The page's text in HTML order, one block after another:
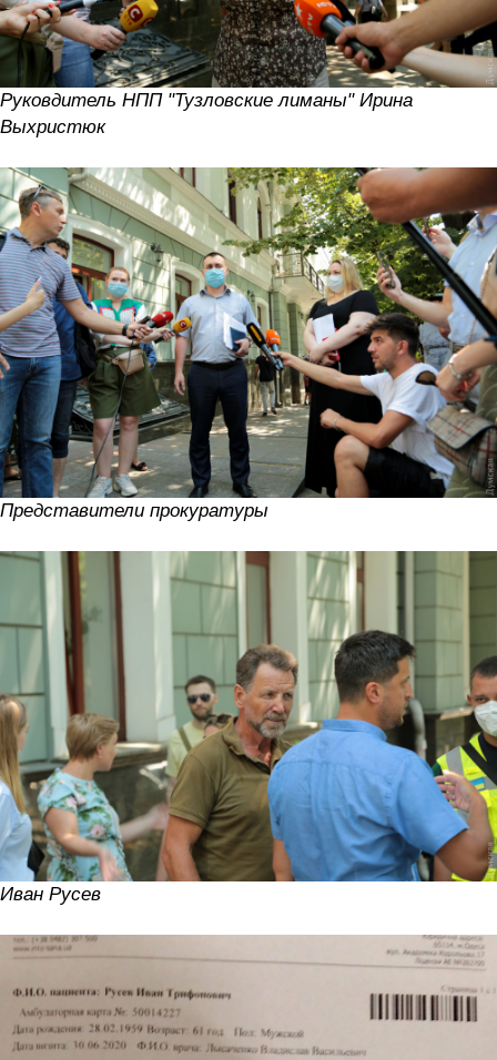
Руковдитель НПП "Тузловские лиманы" Ирина
Выхристюк
Представители прокуратуры
Иван Русев